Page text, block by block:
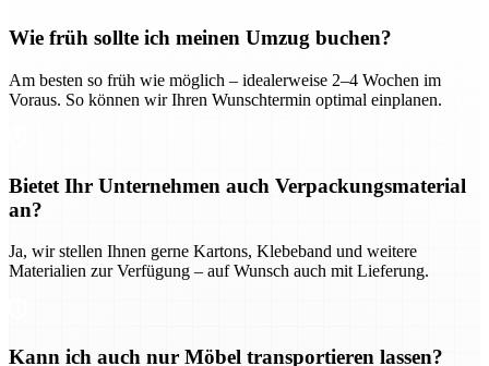
Wie früh sollte ich meinen Umzug buchen?
Am besten so früh wie möglich – idealerweise 2–4 Wochen im
Voraus. So können wir Ihren Wunschtermin optimal einplanen.
Bietet Ihr Unternehmen auch Verpackungsmaterial
an?
Ja, wir stellen Ihnen gerne Kartons, Klebeband und weitere
Materialien zur Verfügung – auf Wunsch auch mit Lieferung.
Kann ich auch nur Möbel transportieren lassen?